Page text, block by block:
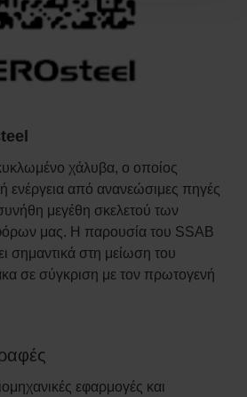
χάλυβα, ο οποίος
ενέργεια από ανανεώσιμες πηγές
μεγέθη σκελετού των
μας. Η παρουσία του SSAB
σημαντικά στη μείωση του
σε σύγκριση με τον πρωτογενή
εφαρμογές και